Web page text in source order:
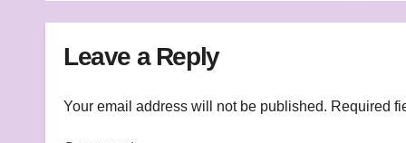
Leave a Reply
Your email address will not be published. Required